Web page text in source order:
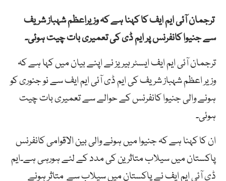
ترجمان آئی ایم ایف کا کہنا ہے کہ وزیراعظم شہباز شریف
سے جنیوا کانفرنس پر ایم ڈی کی تعمیری بات چیت ہوئی۔
ترجمان آئی ایم ایف ایسٹر ہیریز نے اپنے بیان میں کہا ہے کہ
وزیر اعظم شہباز شریف کی ایم ڈی آئی ایم ایف سے نو جنوری کو
ہونے والی جنیوا کانفرنس کے حوالے سے تعمیری بات چیت
ہوئی۔
ان کا کہنا ہے کہ جنیوا میں ہونے والی بین الاقوامی کانفرنس
پاکستان میں سیلاب متاثرین کی مدد کے لئے ہورہی ہے۔ایم
ڈی آئی ایم ایف نے پاکستان میں سیلاب سے متاثر ہونے